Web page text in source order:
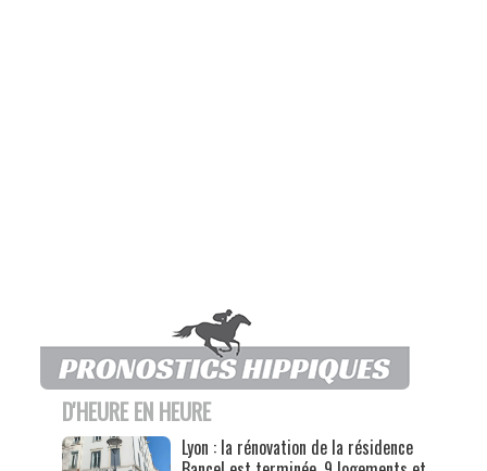
D'HEURE EN HEURE
Lyon : la rénovation de la résidence